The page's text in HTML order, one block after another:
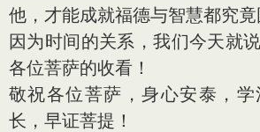
他，才能成就福德与智慧都究竟
因为时间的关系，我们今天就
各位菩萨的收看！
敬祝各位菩萨，身心安泰，
长，早证菩提！